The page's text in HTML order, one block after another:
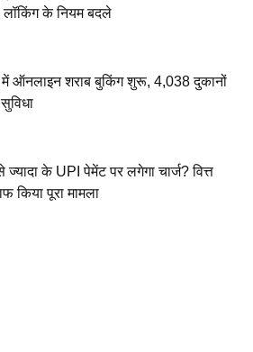
लॉकिंग के नियम बदले
में ऑनलाइन शराब बुकिंग शुरू, 4,038 दुकानों
के UPI पेमेंट पर लगेगा चार्ज? वित्त
किया पूरा मामला